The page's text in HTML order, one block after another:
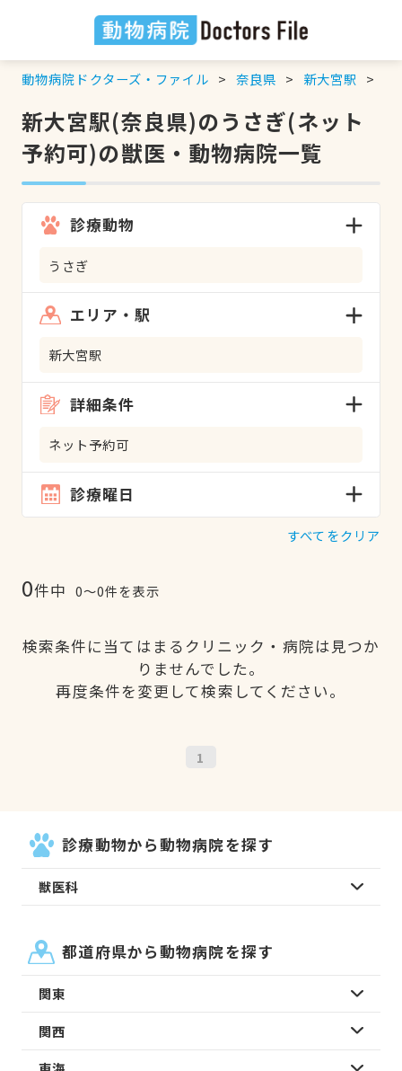
動物病院ドクターズ・ファイル 奈良県 新大宮駅
新大宮駅(奈良県)のうさぎ(ネット
予約可)の獣医・動物病院一覧
診療動物
うさぎ
エリア・駅
新大宮駅
詳細条件
ネット予約可
診療曜日
すべてをクリア
0件中 0〜0件を表示
検索条件に当てはまるクリニック・病院は見つか
りませんでした。
再度条件を変更して検索してください。
1
診療動物から動物病院を探す
獣医科
都道府県から動物病院を探す
関東
関西